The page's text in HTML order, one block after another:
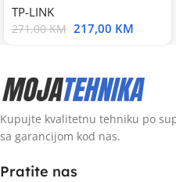
TP-LINK
271,00KM 217,00 KM
Kupujte kvalitetnu tehniku po
sa garancijom kod nas.
Pratite nas